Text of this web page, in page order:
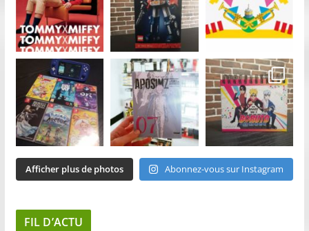
Afficher plus de photos Abonnez-vous sur Instagram
FIL D’ACTU